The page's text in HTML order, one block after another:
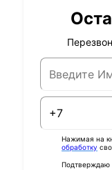
Нажимая на
обработку
Подтверждаю